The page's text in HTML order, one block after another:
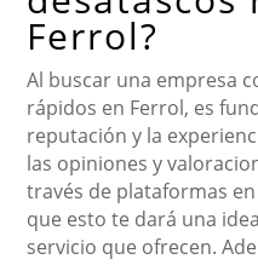
Ferrol?
Al buscar una empresa
rápidos en Ferrol, es
reputación y la
las opiniones y
través de plataformas
que esto te dará una
servicio que ofrecen.